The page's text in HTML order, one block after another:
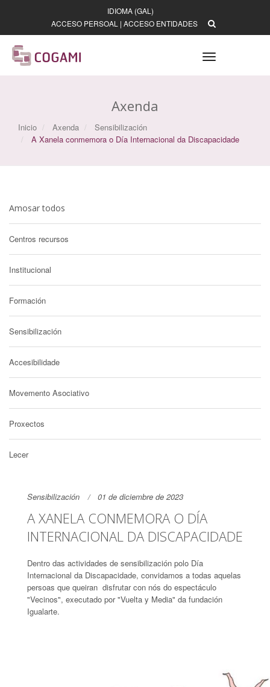
IDIOMA (GAL)
ACCESO PERSOAL | ACCESO ENTIDADES
Toggle
Axenda
Inicio Axenda
Sensibilización
A Xanela conmemora o Día Internacional da Discapacidade
Amosar todos
Centros recursos
Institucional
Formación
Sensibilización
Accesibilidade
Movemento Asociativo
Proxectos
Lecer
Sensibilización 01 de diciembre de 2023
A XANELA CONMEMORA O DÍA
INTERNACIONAL DA DISCAPACIDADE
Dentro das actividades de sensibilización polo Día
Internacional da Discapacidade, convidamos a todas aquelas
persoas que queiran disfrutar con nós do espectáculo
"Vecinos", executado por "Vuelta y Media" da fundación
Igualarte.